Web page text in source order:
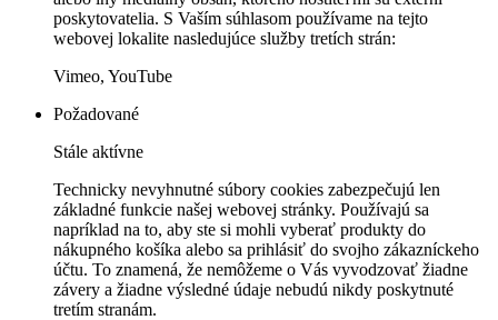
poskytovatelia. S Vaším súhlasom používame na tejto
webovej lokalite nasledujúce služby tretích strán:
Vimeo, YouTube
Požadované
Stále aktívne
Technicky nevyhnutné súbory cookies zabezpečujú len
základné funkcie našej webovej stránky. Používajú sa
napríklad na to, aby ste si mohli vyberať produkty do
nákupného košíka alebo sa prihlásiť do svojho zákazníckeho
účtu. To znamená, že nemôžeme o Vás vyvodzovať žiadne
závery a žiadne výsledné údaje nebudú nikdy poskytnuté
tretím stranám.